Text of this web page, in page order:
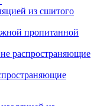
из сшитого
пропитанной
распространяющие